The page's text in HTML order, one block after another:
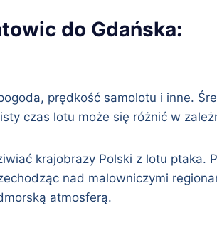
do Gdańska:
prędkość samolotu i inne.
czas lotu może się różnić w
krajobrazy Polski z lotu ptaka.
nad malowniczymi
atmosferą.